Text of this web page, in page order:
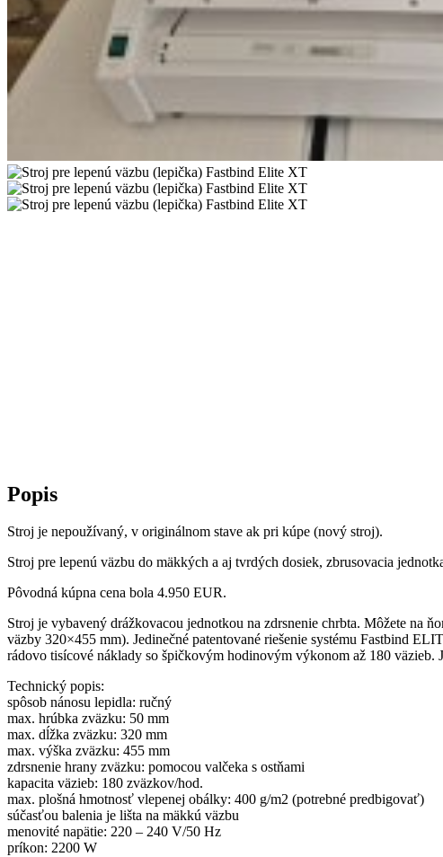
Popis
Stroj je nepoužívaný, v originálnom stave ak pri kúpe (nový stroj).
Stroj pre lepenú väzbu do mäkkých a aj tvrdých dosiek, zbrusovacia
Pôvodná kúpna cena bola 4.950 EUR.
Stroj je vybavený drážkovacou jednotkou na zdrsnenie chrbta. Môžete na
väzby 320×455 mm). Jedinečné patentované riešenie systému Fastbind
rádovo tisícové náklady so špičkovým hodinovým výkonom až 180
Technický popis:
spôsob nánosu lepidla: ručný
max. hrúbka zväzku: 50 mm
max. dĺžka zväzku: 320 mm
max. výška zväzku: 455 mm
zdrsnenie hrany zväzku: pomocou valčeka s ostňami
kapacita väzieb: 180 zväzkov/hod.
max. plošná hmotnosť vlepenej obálky: 400 g/m2 (potrebné predbigovať)
súčasťou balenia je lišta na mäkkú väzbu
menovité napätie: 220 – 240 V/50 Hz
príkon: 2200 W